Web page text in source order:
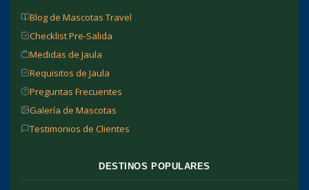
Blog de Mascotas Travel
Checklist Pre-Salida
Medidas de Jaula
Requisitos de Jaula
Preguntas Frecuentes
Galería de Mascotas
Testimonios de Clientes
DESTINOS POPULARES